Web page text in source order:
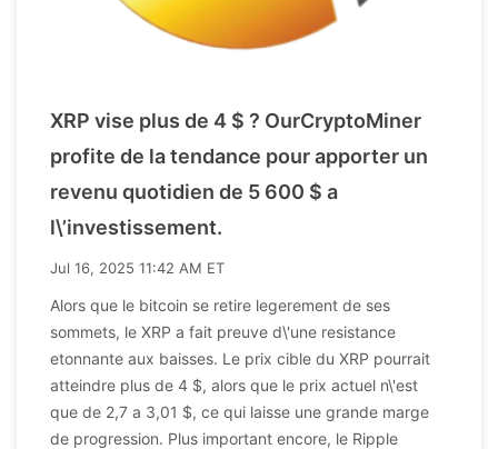
XRP vise plus de 4 $ ? OurCryptoMiner
profite de la tendance pour apporter un
revenu quotidien de 5 600 $ a
l\’investissement.
Jul 16, 2025 11:42 AM ET
Alors que le bitcoin se retire legerement de ses
sommets, le XRP a fait preuve d\'une resistance
etonnante aux baisses. Le prix cible du XRP pourrait
atteindre plus de 4 $, alors que le prix actuel n\'est
que de 2,7 a 3,01 $, ce qui laisse une grande marge
de progression. Plus important encore, le Ripple